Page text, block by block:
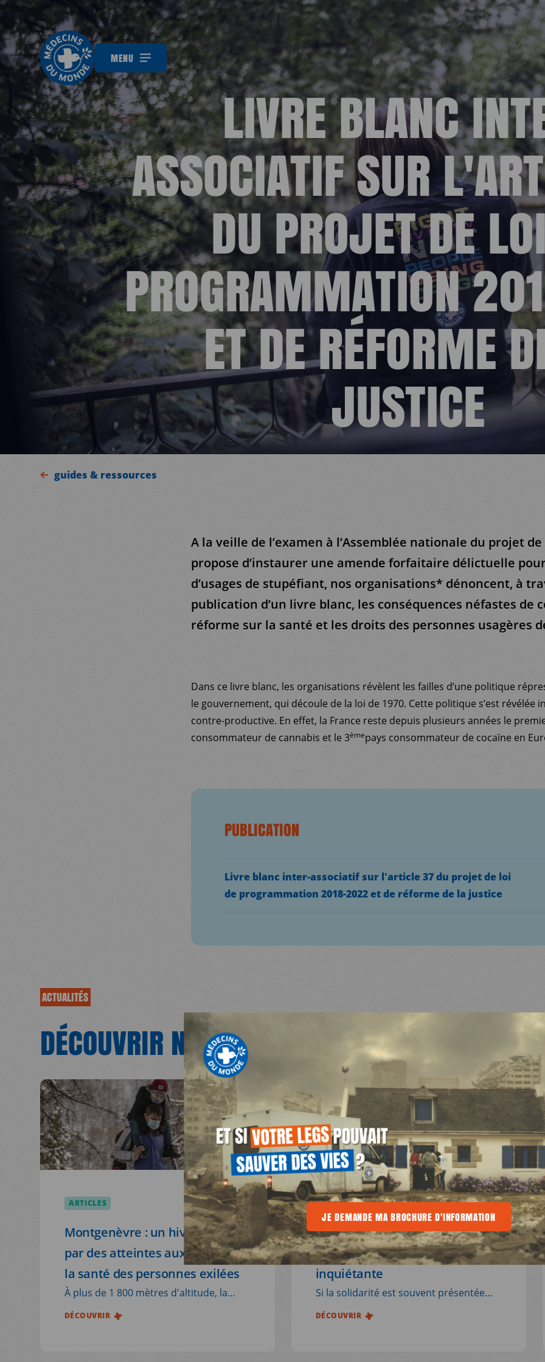
MENU ESPACE
MDM
SUR LE TERRAIN
ACTUALITÉS
NOUS SOUTENIR
NOUS REJOINDRE
RESSOURCES
LIVRE BLANC
ASSOCIATIF SUR
DU PROJET DE
PROGRAMMATION
ET DE RÉFORME
JUSTICE
guides & ressources
A la veille de l’examen à l’Assemblée nationale du projet
propose d’instaurer une amende forfaitaire délictuelle
d’usages de stupéfiant, nos organisations* dénoncent, à
publication d’un livre blanc, les conséquences néfastes de
réforme sur la santé et les droits des personnes usagères
Dans ce livre blanc, les organisations révèlent les failles d’une politique
le gouvernement, qui découle de la loi de 1970. Cette politique s’est révélée
contre-productive. En effet, la France reste depuis plusieurs années le
consommateur de cannabis et le 3èmepays consommateur de cocaïne en
PUBLICATION
Livre blanc inter-associatif sur l'article 37 du projet de loi
de programmation 2018-2022 et de réforme de la justice
ACTUALITÉS
DÉCOUVRIR NOSACTUALITÉS
ARTICLES 20.07.2026
Montgenèvre : un hiver marqué
par des atteintes aux droits et à
la santé des personnes exilées
À plus de 1 800 mètres d'altitude, la
frontière franco-italienne de
DÉCOUVRIR
ARTICLES 23.07.2026
Quand aider devient un crime :
décryptage d'une dérive
inquiétante
Si la solidarité est souvent présentée
comme une valeur fondamentale ne
DÉCOUVRIR
JE DEMANDE MA BROCHURE D'INFORMATION JE DEMANDE MA BROCHURE
JE DEMANDE MA BROCHURE D'INFORMATION